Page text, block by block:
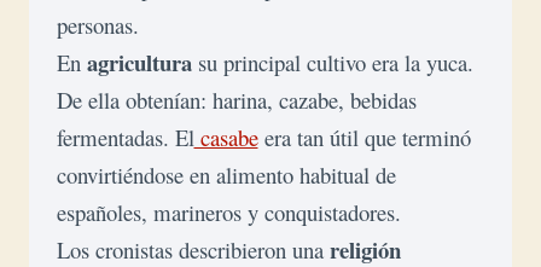
personas.
En agricultura su principal cultivo era la yuca.
De ella obtenían: harina, cazabe, bebidas
fermentadas. El casabe era tan útil que terminó
convirtiéndose en alimento habitual de
españoles, marineros y conquistadores.
Los cronistas describieron una religión